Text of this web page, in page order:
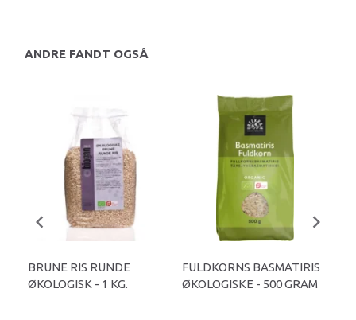
ANDRE FANDT OGSÅ
BRUNE RIS RUNDE
ØKOLOGISK - 1 KG.
FULDKORNS BASMATIRIS
ØKOLOGISKE - 500 GRAM